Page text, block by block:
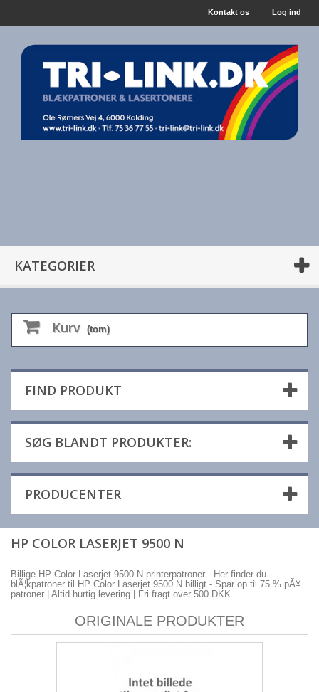
Log ind
Kontakt os
KATEGORIER
Kurv (tom)
FIND PRODUKT
SØG BLANDT PRODUKTER:
PRODUCENTER
HP COLOR LASERJET 9500 N
Billige HP Color Laserjet 9500 N printerpatroner - Her finder du
blÃ¦kpatroner til HP Color Laserjet 9500 N billigt - Spar op til 75 % pÃ¥
patroner | Altid hurtig levering | Fri fragt over 500 DKK
ORIGINALE PRODUKTER